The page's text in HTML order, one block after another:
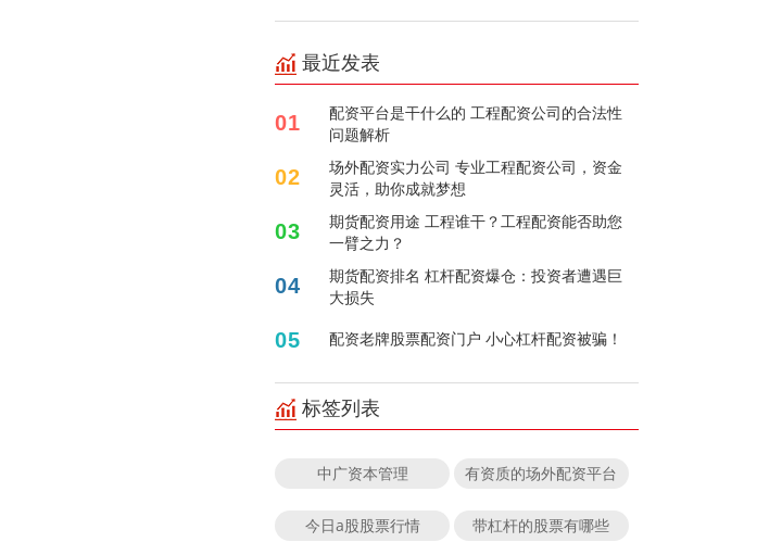
最近发表
01
配资平台是干什么的 工程配资公司的合法性
问题解析
02
场外配资实力公司 专业工程配资公司，资金
灵活，助你成就梦想
03
期货配资用途 工程谁干？工程配资能否助您
一臂之力？
04
期货配资排名 杠杆配资爆仓：投资者遭遇巨
大损失
05 配资老牌股票配资门户 小心杠杆配资被骗！
标签列表
中广资本管理 有资质的场外配资平台
今日a股股票行情 带杠杆的股票有哪些